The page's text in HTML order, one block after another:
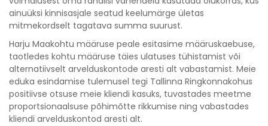
ainuüksi kinnisasjale seatud keelumärge ületas
mitmekordselt tagatava summa suurust.
Harju Maakohtu määruse peale esitasime määruskaebuse,
taotledes kohtu määruse täies ulatuses tühistamist või
alternatiivselt arvelduskontode aresti alt vabastamist. Meie
eduka esindamise tulemusel tegi Tallinna Ringkonnakohus
positiivse otsuse meie kliendi kasuks, tuvastades meetme
proportsionaalsuse põhimõtte rikkumise ning vabastades
kliendi arvelduskontod aresti alt.